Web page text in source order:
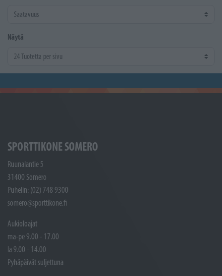
Näytä
SPORTTIKONE SOMERO
Ruunalantie 5
31400 Somero
Puhelin: (02) 748 9300
somero@sporttikone.fi
Aukioloajat
ma-pe 9.00 - 17.00
la 9.00 - 14.00
Pyhäpäivät suljettuna